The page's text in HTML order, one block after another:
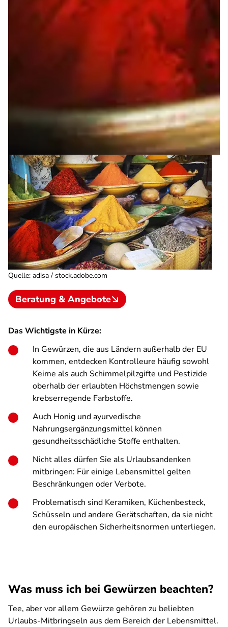
Quelle: adisa / stock.adobe.com
Beratung & Angebote
Das Wichtigste in Kürze:
In Gewürzen, die aus Ländern außerhalb der EU
kommen, entdecken Kontrolleure häufig sowohl
Keime als auch Schimmelpilzgifte und Pestizide
oberhalb der erlaubten Höchstmengen sowie
krebserregende Farbstoffe.
Auch Honig und ayurvedische
Nahrungsergänzungsmittel können
gesundheitsschädliche Stoffe enthalten.
Nicht alles dürfen Sie als Urlaubsandenken
mitbringen: Für einige Lebensmittel gelten
Beschränkungen oder Verbote.
Problematisch sind Keramiken, Küchenbesteck,
Schüsseln und andere Gerätschaften, da sie nicht
den europäischen Sicherheitsnormen unterliegen.
Was muss ich bei Gewürzen beachten?
Tee, aber vor allem Gewürze gehören zu beliebten
Urlaubs-Mitbringseln aus dem Bereich der Lebensmittel.